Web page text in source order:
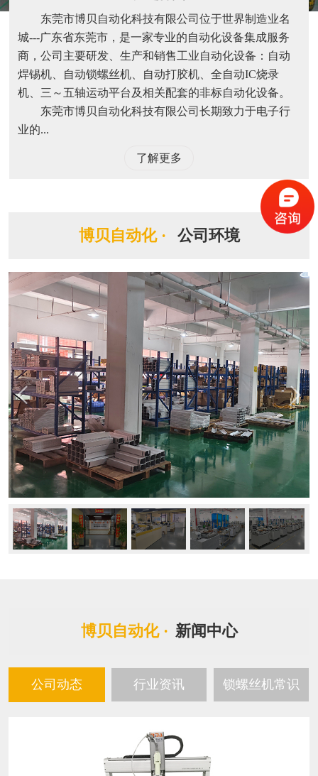
东莞市博贝自动化科技有限公司位于世界制造业名
城---广东省东莞市，是一家专业的自动化设备集成服务
商，公司主要研发、生产和销售工业自动化设备：自动
焊锡机、自动锁螺丝机、自动打胶机、全自动IC烧录
机、三～五轴运动平台及相关配套的非标自动化设备。
东莞市博贝自动化科技有限公司长期致力于电子行
业的...
了解更多
博贝自动化 · 公司环境
博贝自动化 · 新闻中心
公司动态 行业资讯 锁螺丝机常识